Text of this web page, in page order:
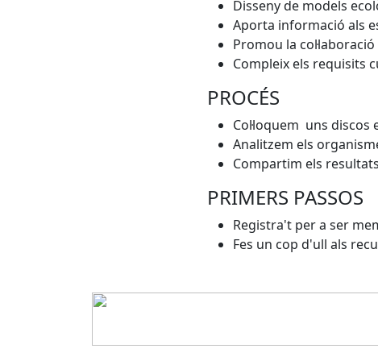
Disseny de models
Aporta informació als
Promou la
Compleix els requisits
PROCÉS
Col·loquem uns discos
Analitzem els
Compartim els
PRIMERS PASSOS
Registra't per a ser
Fes un cop d'ull als